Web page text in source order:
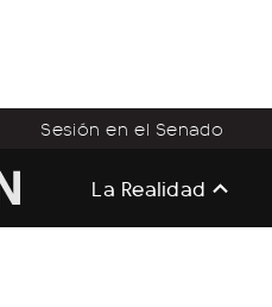
Sesión en el Senado
La Realidad